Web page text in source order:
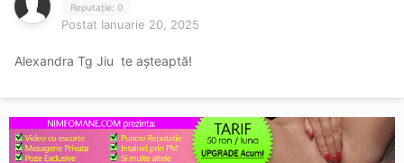
Reputație: 0
Postat Ianuarie 20, 2025
Alexandra Tg Jiu te așteaptă!